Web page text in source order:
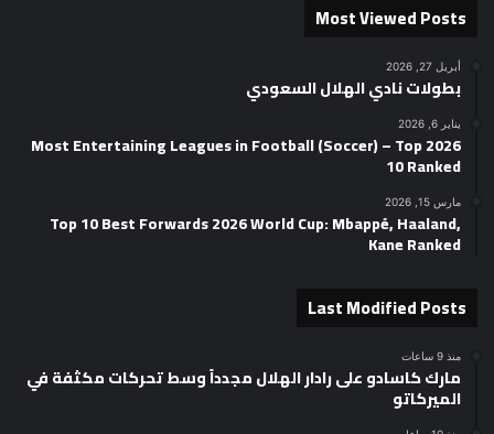
Most Viewed Posts
أبريل 27, 2026
بطولات نادي الهلال السعودي
يناير 6, 2026
2026 Most Entertaining Leagues in Football (Soccer) – Top
10 Ranked
مارس 15, 2026
Top 10 Best Forwards 2026 World Cup: Mbappé, Haaland,
Kane Ranked
Last Modified Posts
منذ 9 ساعات
مارك كاسادو على رادار الهلال مجدداً وسط تحركات مكثفة في
الميركاتو